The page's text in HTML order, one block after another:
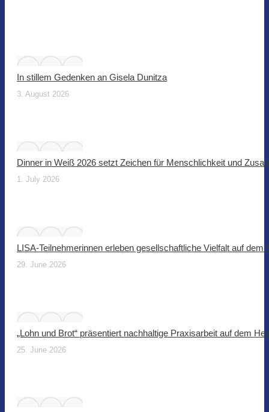
In stillem Gedenken an Gisela Dunitza
3. August 2026
Dinner in Weiß 2026 setzt Zeichen für Menschlichkeit und
1. July 2026
LISA-Teilnehmerinnen erleben gesellschaftliche Vielfalt auf dem
29. June 2026
„Lohn und Brot“ präsentiert nachhaltige Praxisarbeit auf dem
25. June 2026